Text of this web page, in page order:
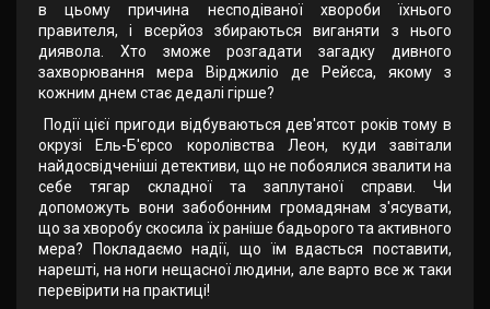
в цьому причина несподіваної хвороби їхнього
правителя, і всерйоз збираються виганяти з нього
диявола. Хто зможе розгадати загадку дивного
захворювання мера Вірджиліо де Рейєса, якому з
кожним днем стає дедалі гірше?
Події цієї пригоди відбуваються дев'ятсот років тому в
окрузі Ель-Б'єрсо королівства Леон, куди завітали
найдосвідченіші детективи, що не побоялися звалити на
себе тягар складної та заплутаної справи. Чи
допоможуть вони забобонним громадянам з'ясувати,
що за хворобу скосила їх раніше бадьорого та активного
мера? Покладаємо надії, що їм вдасться поставити,
нарешті, на ноги нещасної людини, але варто все ж таки
перевірити на практиці!